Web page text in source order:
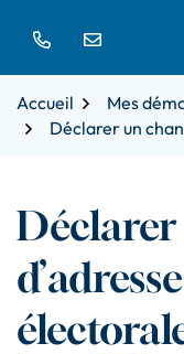
navigation
page
Accueil Mes
Déclarer un